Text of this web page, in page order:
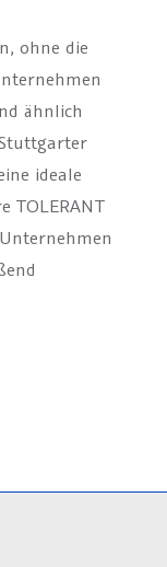
ohne die
ähnlich
ideale
TOLERANT